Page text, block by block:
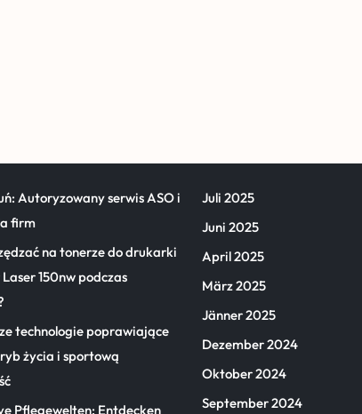
Autoryzowany serwis ASO i
firm
na tonerze do drukarki
Laser 150nw podczas
technologie poprawiające
życia i sportową
Pflegewelten: Entdecken
Juli 2025
Juni 2025
April 2025
März 2025
Jänner 2025
Dezember 2024
Oktober 2024
September 2024